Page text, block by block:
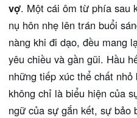
vợ. Một cái ôm từ phía sau
nụ hôn nhẹ lên trán buổi
nàng khi đi dạo, đều mang
yêu chiều và gần gũi. Hầu
những tiếp xúc thể chất
không chỉ là biểu hiện của
ngữ của sự gắn kết, sự bảo